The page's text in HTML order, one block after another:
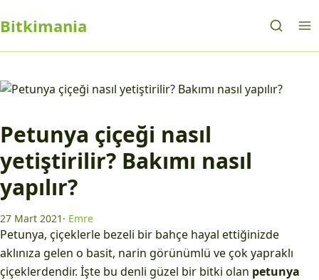
Bitkimania
Petunya çiçeği nasıl
yetiştirilir? Bakımı nasıl
yapılır?
27 Mart 2021 · Emre
Petunya, çiçeklerle bezeli bir bahçe hayal ettiğinizde
aklınıza gelen o basit, narin görünümlü ve çok yapraklı
çiçeklerdendir. İşte bu denli güzel bir bitki olan petunya